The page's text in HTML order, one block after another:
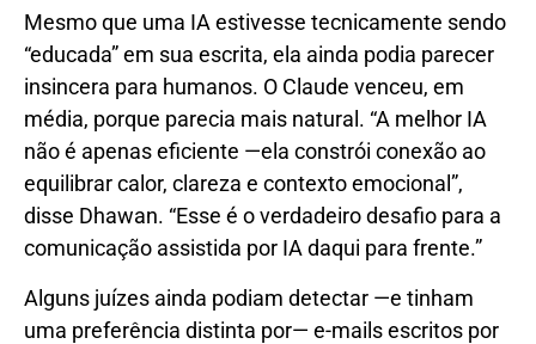
Mesmo que uma IA estivesse tecnicamente sendo
“educada” em sua escrita, ela ainda podia parecer
insincera para humanos. O Claude venceu, em
média, porque parecia mais natural. “A melhor IA
não é apenas eficiente —ela constrói conexão ao
equilibrar calor, clareza e contexto emocional”,
disse Dhawan. “Esse é o verdadeiro desafio para a
comunicação assistida por IA daqui para frente.”
Alguns juízes ainda podiam detectar —e tinham
uma preferência distinta por— e-mails escritos por